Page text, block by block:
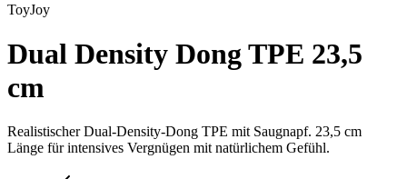
ToyJoy
Dual Density Dong TPE 23,5
cm
Realistischer Dual-Density-Dong TPE mit Saugnapf. 23,5 cm
Länge für intensives Vergnügen mit natürlichem Gefühl.